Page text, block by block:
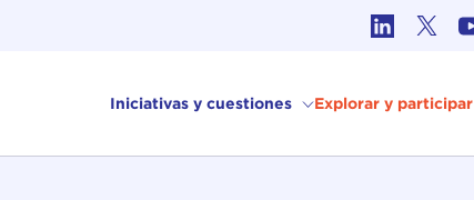
Iniciativas y cuestiones Explorar y participar